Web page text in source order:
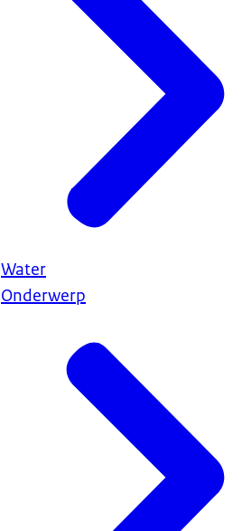
Water
Onderwerp